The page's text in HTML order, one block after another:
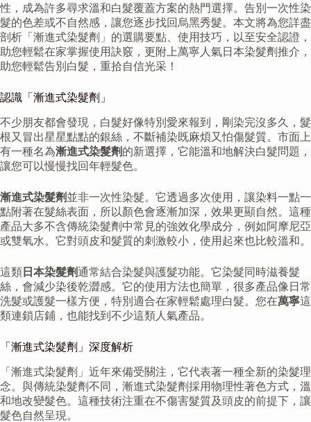
性，成為許多尋求溫和白髮覆蓋方案的熱門選擇。告別一次性染
髮的色差或不自然感，讓您逐步找回烏黑秀髮。本文將為您詳盡
剖析「漸進式染髮劑」的選購要點、使用技巧，以至安全認證，
助您輕鬆在家掌握使用訣竅，更附上萬寧人氣日本染髮劑推介，
助您輕鬆告別白髮，重拾自信光采！
認識「漸進式染髮劑」
不少朋友都會發現，白髮好像特別愛來報到，剛染完沒多久，髮
根又冒出星星點點的銀絲，不斷補染既麻煩又怕傷髮質。市面上
有一種名為漸進式染髮劑的新選擇，它能溫和地解決白髮問題，
讓您可以慢慢找回年輕髮色。
漸進式染髮劑並非一次性染髮。它透過多次使用，讓染料一點一
點附著在髮絲表面，所以顏色會逐漸加深，效果更顯自然。這種
產品大多不含傳統染髮劑中常見的強效化學成分，例如阿摩尼亞
或雙氧水。它對頭皮和髮質的刺激較小，使用起來也比較溫和。
這類 日本染髮劑通常結合染髮與護髮功能。它染髮同時滋養髮
絲，會減少染後乾澀感。它的使用方法也簡單，很多產品像日常
洗髮或護髮一樣方便，特別適合在家輕鬆處理白髮。您在萬寧這
類連鎖店鋪，也能找到不少這類人氣產品。
「漸進式染髮劑」深度解析
「漸進式染髮劑」近年來備受關注，它代表著一種全新的染髮理
念。與傳統染髮劑不同，漸進式染髮劑採用物理性著色方式，溫
和地改變髮色。這種技術注重在不傷害髮質及頭皮的前提下，讓
髮色自然呈現。